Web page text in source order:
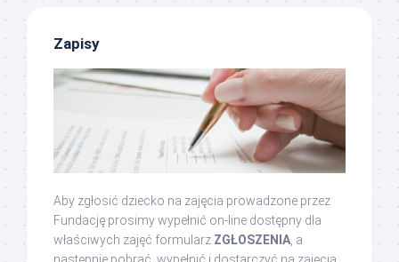
Zapisy
Aby zgłosić dziecko na zajęcia prowadzone przez
Fundację prosimy wypełnić on-line dostępny dla
właściwych zajęć formularz ZGŁOSZENIA , a
następnie pobrać, wypełnić i dostarczyć na zajęcia